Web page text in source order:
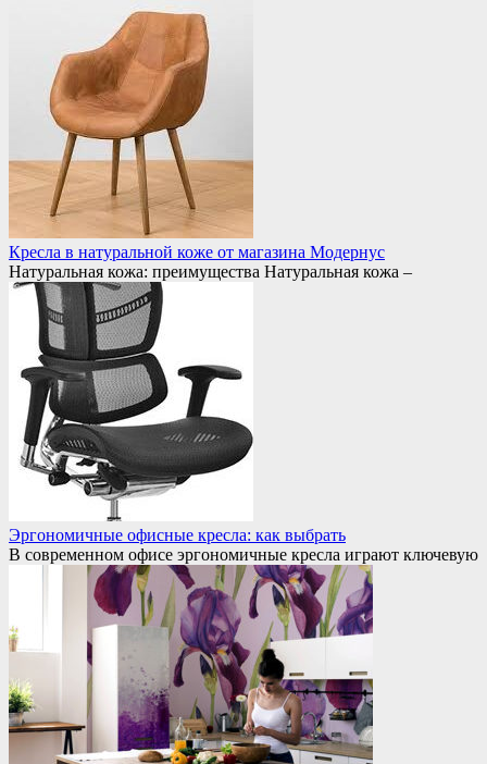
Кресла в натуральной коже от магазина Модернус
Натуральная кожа: преимущества Натуральная кожа –
Эргономичные офисные кресла: как выбрать
В современном офисе эргономичные кресла играют ключевую